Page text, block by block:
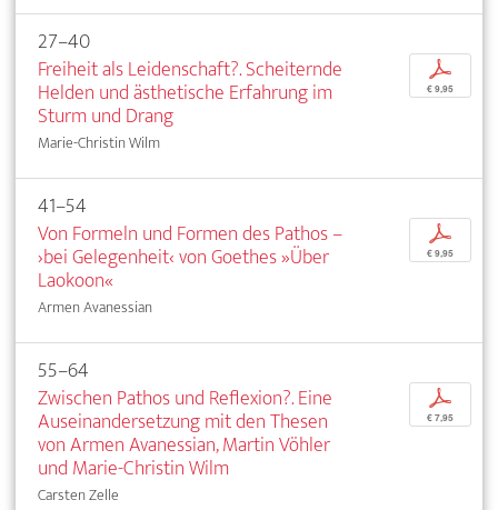
27–40
Freiheit als Leidenschaft?. Scheiternde
Helden und ästhetische Erfahrung im
Sturm und Drang
Marie-Christin Wilm
p
€ 9,95
41–54
Von Formeln und Formen des Pathos –
›bei Gelegenheit‹ von Goethes »Über
Laokoon«
Armen Avanessian
p
€ 9,95
55–64
Zwischen Pathos und Reflexion?. Eine
Auseinandersetzung mit den Thesen
von Armen Avanessian, Martin Vöhler
und Marie-Christin Wilm
Carsten Zelle
p
€ 7,95